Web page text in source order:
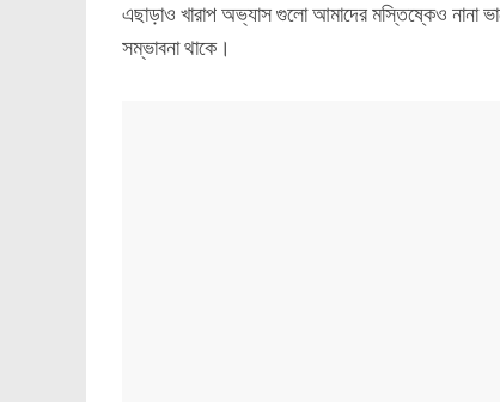
এছাড়াও খারাপ অভ্যাস গুলো আমাদের মস্তিষ্কেও নানা
সম্ভাবনা থাকে।